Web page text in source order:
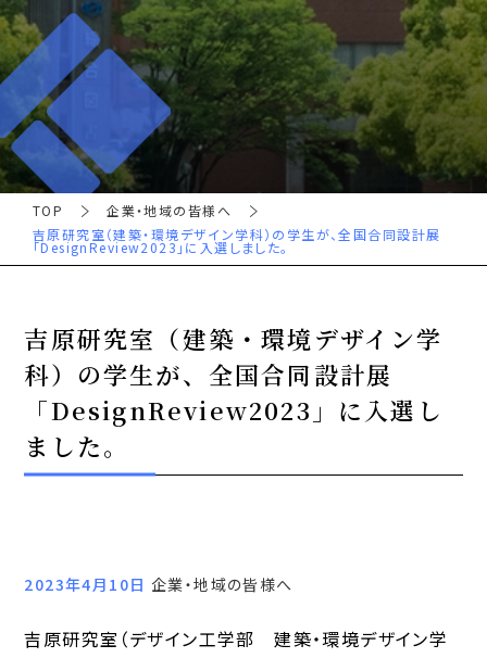
TOP
企業・地域の皆様へ
吉原研究室（建築・環境デザイン学科）の学生が、全国合同設計展
「DesignReview2023」に入選しました。
吉原研究室（建築・環境デザイン学
科）の学生が、全国合同設計展
「DesignReview2023」に入選し
ました。
2023年4月10日 企業・地域の皆様へ
吉原研究室（デザイン工学部 建築・環境デザイン学